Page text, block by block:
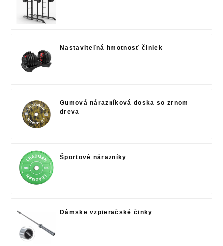
Nastaviteľná hmotnosť činiek
Gumová nárazníková doska so zrnom
dreva
Športové nárazníky
Dámske vzpieračské činky